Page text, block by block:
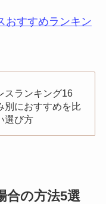
おすすめランキン
スランキング16
別におすすめを比
選び方
合の方法5選